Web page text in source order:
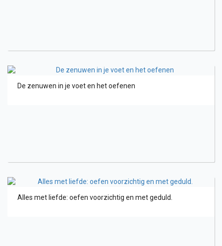
De zenuwen in je voet en het oefenen
Alles met liefde: oefen voorzichtig en met geduld.